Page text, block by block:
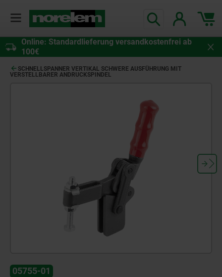
Online: Standardlieferung versandkostenfrei ab
100€
SCHNELLSPANNER VERTIKAL SCHWERE AUSFÜHRUNG MIT
VERSTELLBARER ANDRUCKSPINDEL
05755-01